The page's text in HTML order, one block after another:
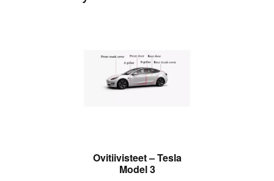
Ovitiivisteet – Tesla
Model 3